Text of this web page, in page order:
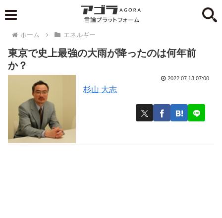
ホーム エネルギー
東京で史上最強の大雨が降ったのは何年前
か？
杉山 大志
2022.07.13 07:00